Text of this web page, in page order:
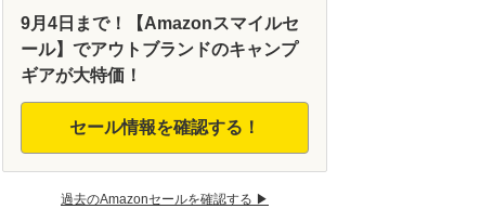
9月4日まで！【Amazonスマイルセ
ール】でアウトブランドのキャンプ
ギアが大特価！
セール情報を確認する！
過去のAmazonセールを確認する ▶︎